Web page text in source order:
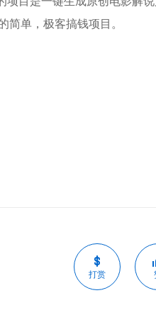
单，极客搞钱项目。
打赏